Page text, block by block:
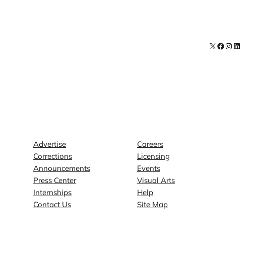
X Facebook
Advertise
Corrections
Announcements
Press Center
Internships
Contact Us
Careers
Licensing
Events
Visual Arts
Help
Site Map